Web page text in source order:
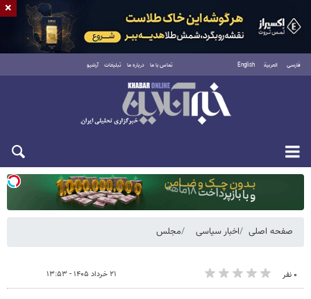
فارسی العربية English تماس با ما درباره ما تبلیغات آرشیو
یکشنبه ۱۸ مرداد ۱۴۰۵
صفحه اصلی اخبار سیاسی مجلس
۰ نفر ۲۱ خرداد ۱۴۰۵ - ۱۳:۵۳
×